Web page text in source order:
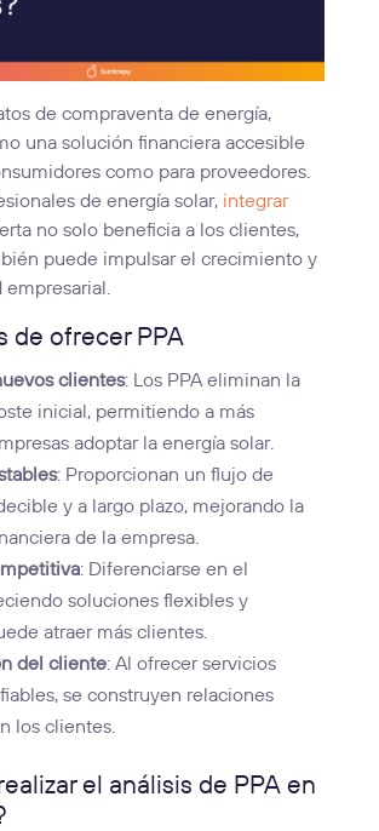
de compraventa de energía,
una solución financiera accesible
como para proveedores.
de energía solar,integrar
no solo beneficia a los clientes,
puede impulsar el crecimiento y
empresarial.
de ofrecer PPA
clientes: Los PPA eliminan la
inicial, permitiendo a más
adoptar la energía solar.
: Proporcionan un flujo de
y a largo plazo, mejorando la
de la empresa.
: Diferenciarse en el
soluciones flexibles y
atraer más clientes.
del cliente: Al ofrecer servicios
se construyen relaciones
los clientes.
el análisis de PPA en